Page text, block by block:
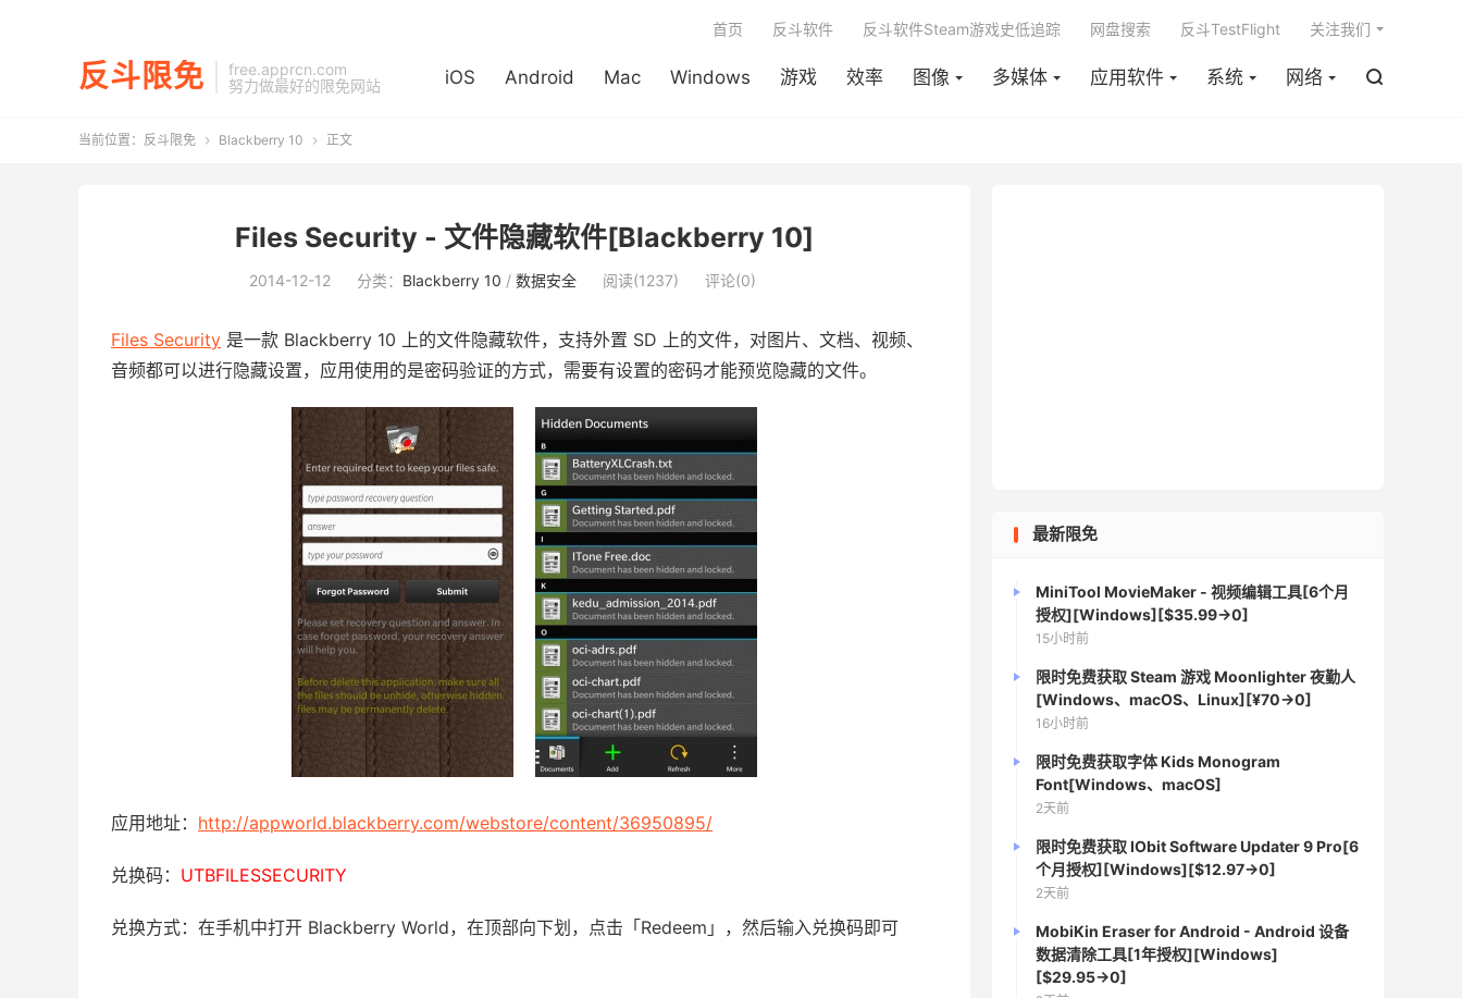
反斗限免
free.apprcn.com
努力做最好的限免网站
iOS Android Mac Windows 游戏 效率 图像 多媒体 应用软件 系统 网络 
首页 反斗软件 反斗软件Steam游戏史低追踪 网盘搜索 反斗TestFlight 关注我们
当前位置： 反斗限免  Blackberry 10  正文
Files Security - 文件隐藏软件[Blackberry 10]
2014-12-12 分类： Blackberry 10 / 数据安全 阅读(1237) 评论(0)
Files Security 是一款 Blackberry 10 上的文件隐藏软件，支持外置 SD 上的文件，对图片、文档、视频、
音频都可以进行隐藏设置，应用使用的是密码验证的方式，需要有设置的密码才能预览隐藏的文件。
应用地址： http://appworld.blackberry.com/webstore/content/36950895/
兑换码： UTBFILESSECURITY
兑换方式：在手机中打开 Blackberry World，在顶部向下划，点击「Redeem」，然后输入兑换码即可
最新限免
MiniTool MovieMaker - 视频编辑工具[6个月
授权][Windows][$35.99→0]
15小时前
限时免费获取 Steam 游戏 Moonlighter 夜勤人
[Windows、macOS、Linux][¥70→0]
16小时前
限时免费获取字体 Kids Monogram
Font[Windows、macOS]
2天前
限时免费获取 IObit Software Updater 9 Pro[6
个月授权][Windows][$12.97→0]
2天前
MobiKin Eraser for Android - Android 设备
数据清除工具[1年授权][Windows]
[$29.95→0]